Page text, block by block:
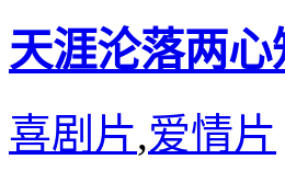
天涯沦落两心
喜剧片,爱情片